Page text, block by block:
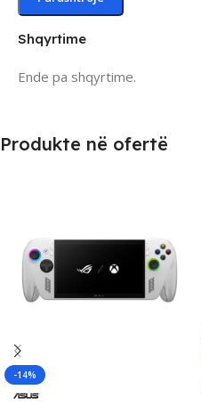
Shqyrtime
Ende pa shqyrtime.
Produkte në ofertë
-14%